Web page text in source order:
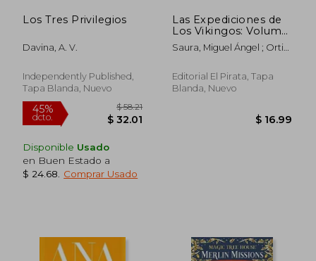
$ 27.98
Los Tres Privilegios
Davina, A. V.
Independently Published,
Tapa Blanda, Nuevo
Disponible Usado
en Buen Estado a
$ 24.68
Comprar Usado
Las Expediciones de
Los Vikingos: Volume
2
Saura, Miguel Ángel ; Ortiz,
Editorial El Pirata, Tapa
Blanda, Nuevo